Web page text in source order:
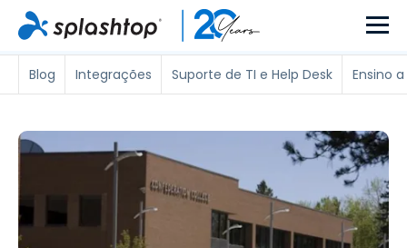
Blog Integrações Suporte de TI e Help Desk Ensino